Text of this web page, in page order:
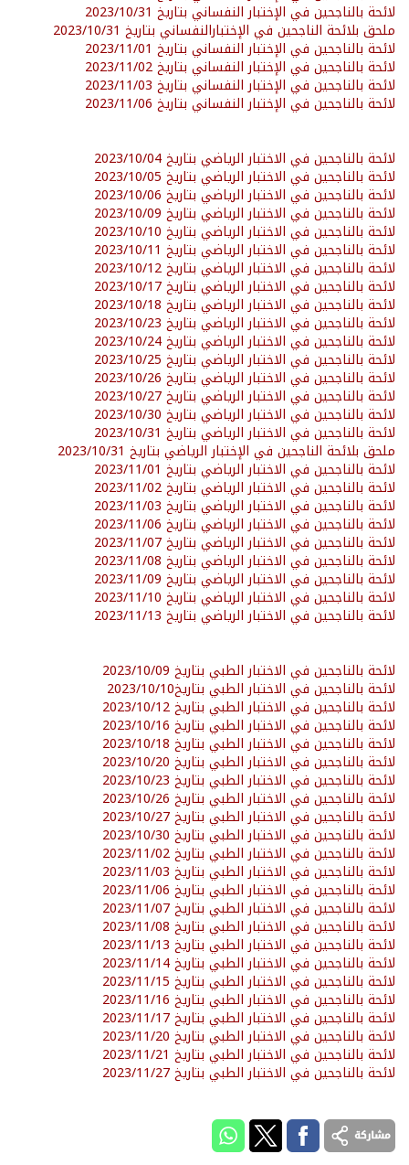
لائحة بالناجحين في الإختبار النفساني بتاريخ 2023/10/31
ملحق بلائحة الناجحين في الإختبارالنفساني بتاريخ 2023/10/31
لائحة بالناجحين في الإختبار النفساني بتاريخ 2023/11/01
لائحة بالناجحين في الإختبار النفساني بتاريخ 2023/11/02
لائحة بالناجحين في الإختبار النفساني بتاريخ 2023/11/03
لائحة بالناجحين في الإختبار النفساني بتاريخ 2023/11/06
لائحة بالناجحين في الاختبار الرياضي بتاريخ 2023/10/04
لائحة بالناجحين في الاختبار الرياضي بتاريخ 2023/10/05
لائحة بالناجحين في الاختبار الرياضي بتاريخ 2023/10/06
لائحة بالناجحين في الاختبار الرياضي بتاريخ 2023/10/09
لائحة بالناجحين في الاختبار الرياضي بتاريخ 2023/10/10
لائحة بالناجحين في الاختبار الرياضي بتاريخ 2023/10/11
لائحة بالناجحين في الاختبار الرياضي بتاريخ 2023/10/12
لائحة بالناجحين في الاختبار الرياضي بتاريخ 2023/10/17
لائحة بالناجحين في الاختبار الرياضي بتاريخ 2023/10/18
لائحة بالناجحين في الاختبار الرياضي بتاريخ 2023/10/23
لائحة بالناجحين في الاختبار الرياضي بتاريخ 2023/10/24
لائحة بالناجحين في الاختبار الرياضي بتاريخ 2023/10/25
لائحة بالناجحين في الاختبار الرياضي بتاريخ 2023/10/26
لائحة بالناجحين في الاختبار الرياضي بتاريخ 2023/10/27
لائحة بالناجحين في الاختبار الرياضي بتاريخ 2023/10/30
لائحة بالناجحين في الاختبار الرياضي بتاريخ 2023/10/31
ملحق بلائحة الناجحين في الإختبار الرياضي بتاريخ 2023/10/31
لائحة بالناجحين في الاختبار الرياضي بتاريخ 2023/11/01
لائحة بالناجحين في الاختبار الرياضي بتاريخ 2023/11/02
لائحة بالناجحين في الاختبار الرياضي بتاريخ 2023/11/03
لائحة بالناجحين في الاختبار الرياضي بتاريخ 2023/11/06
لائحة بالناجحين في الاختبار الرياضي بتاريخ 2023/11/07
لائحة بالناجحين في الاختبار الرياضي بتاريخ 2023/11/08
لائحة بالناجحين في الاختبار الرياضي بتاريخ 2023/11/09
لائحة بالناجحين في الاختبار الرياضي بتاريخ 2023/11/10
لائحة بالناجحين في الاختبار الرياضي بتاريخ 2023/11/13
لائحة بالناجحين في الاختبار الطبي بتاريخ 2023/10/09
لائحة بالناجحين في الاختبار الطبي بتاريخ2023/10/10
لائحة بالناجحين في الاختبار الطبي بتاريخ 2023/10/12
لائحة بالناجحين في الاختبار الطبي بتاريخ 2023/10/16
لائحة بالناجحين في الاختبار الطبي بتاريخ 2023/10/18
لائحة بالناجحين في الاختبار الطبي بتاريخ 2023/10/20
لائحة بالناجحين في الاختبار الطبي بتاريخ 2023/10/23
لائحة بالناجحين في الاختبار الطبي بتاريخ 2023/10/26
لائحة بالناجحين في الاختبار الطبي بتاريخ 2023/10/27
لائحة بالناجحين في الاختبار الطبي بتاريخ 2023/10/30
لائحة بالناجحين في الاختبار الطبي بتاريخ 2023/11/02
لائحة بالناجحين في الاختبار الطبي بتاريخ 2023/11/03
لائحة بالناجحين في الاختبار الطبي بتاريخ 2023/11/06
لائحة بالناجحين في الاختبار الطبي بتاريخ 2023/11/07
لائحة بالناجحين في الاختبار الطبي بتاريخ 2023/11/08
لائحة بالناجحين في الاختبار الطبي بتاريخ 2023/11/13
لائحة بالناجحين في الاختبار الطبي بتاريخ 2023/11/14
لائحة بالناجحين في الاختبار الطبي بتاريخ 2023/11/15
لائحة بالناجحين في الاختبار الطبي بتاريخ 2023/11/16
لائحة بالناجحين في الاختبار الطبي بتاريخ 2023/11/17
لائحة بالناجحين في الاختبار الطبي بتاريخ 2023/11/20
لائحة بالناجحين في الاختبار الطبي بتاريخ 2023/11/21
لائحة بالناجحين في الاختبار الطبي بتاريخ 2023/11/27